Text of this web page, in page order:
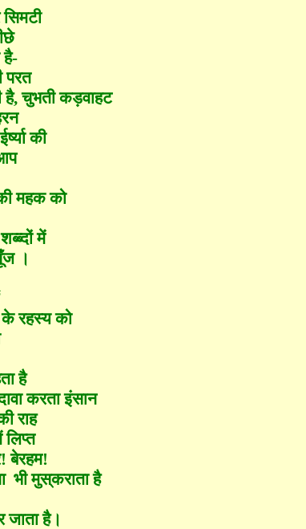
सिमटी
-
परत
चुभती कड़वाहट
र्ष्याकी
महक को
में
।
रहस्यको
है
करता इंसान
राह
लिप्त
!बेरहम!
भी मुस्कराता है
है।